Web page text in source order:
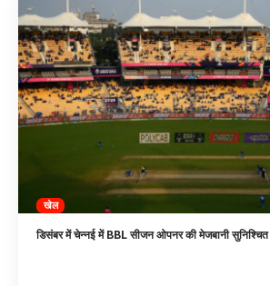
खेल
डिसंबर में चेन्नई में BBL सीजन ओपनर की मेजबानी सुनिश्चित